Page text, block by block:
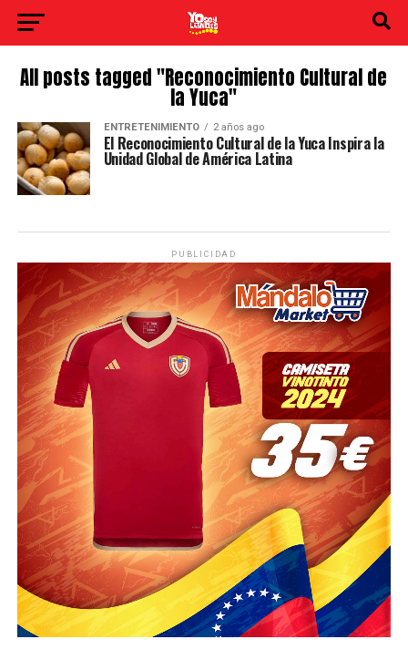
All posts tagged "Reconocimiento Cultural de
la Yuca"
ENTRETENIMIENTO 2 años ago
El Reconocimiento Cultural de la Yuca Inspira la
Unidad Global de América Latina
PUBLICIDAD